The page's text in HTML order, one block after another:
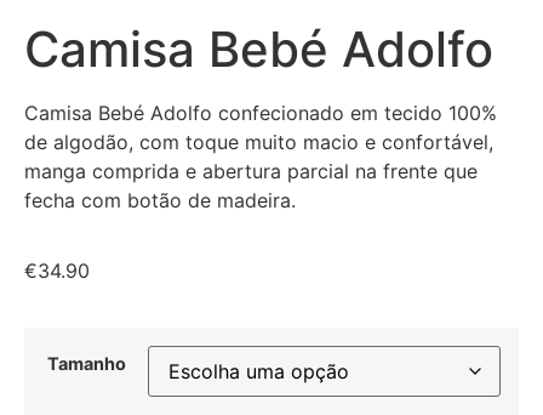
Camisa Bebé Adolfo
Camisa Bebé Adolfo confecionado em tecido 100%
de algodão, com toque muito macio e confortável,
manga comprida e abertura parcial na frente que
fecha com botão de madeira.
€34.90
Tamanho